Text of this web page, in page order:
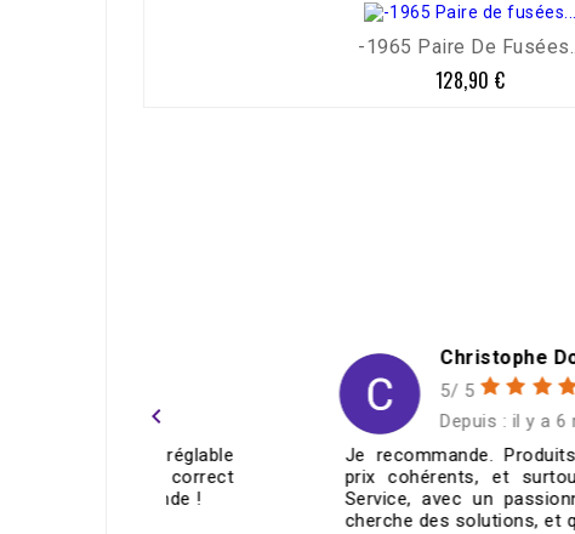
-1965 Paire De Fusées...
Prix
128,90 €
Christophe Douard
Depuis : il y a 6 mois
Je recommande. Produits de qualité,
prix cohérents, et surtout un super
Service, avec un passionné qui vous
cherche des solutions, et qui...
navigate_before